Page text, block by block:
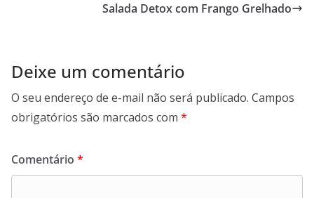
Salada Detox com Frango Grelhado
Deixe um comentário
O seu endereço de e-mail não será publicado. Campos
obrigatórios são marcados com *
Comentário *